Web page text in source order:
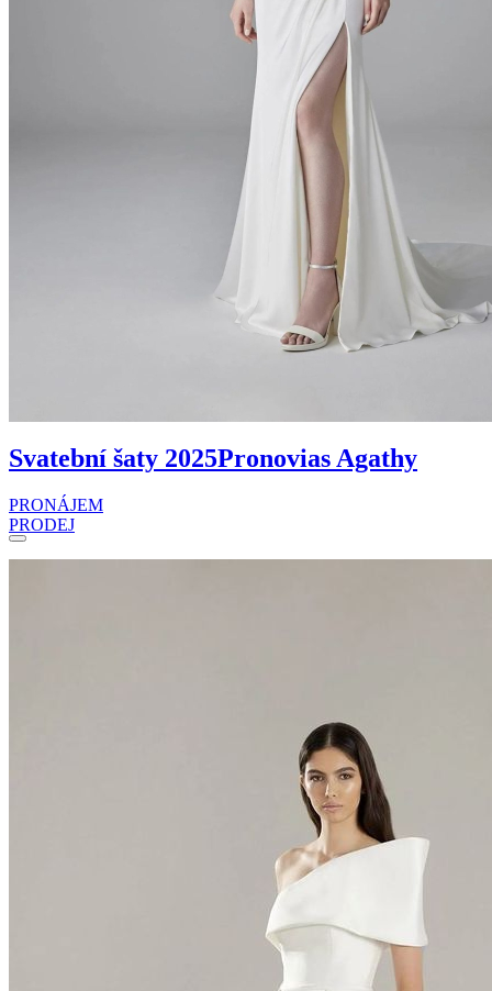
Svatební šaty 2025Pronovias Agathy
PRONÁJEM
PRODEJ